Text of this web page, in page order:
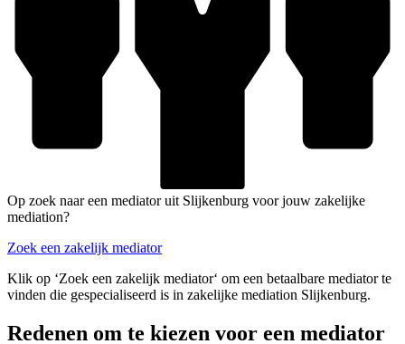
Op zoek naar een mediator uit Slijkenburg voor jouw zakelijke
mediation?
Zoek een zakelijk mediator
Klik op ‘Zoek een zakelijk mediator‘ om een betaalbare mediator te
vinden die gespecialiseerd is in zakelijke mediation Slijkenburg.
Redenen om te kiezen voor een mediator